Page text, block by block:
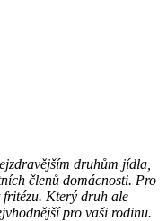
druhům jídla,
členů domácnosti. Pro
fritézu. Který druh ale
pro vaši rodinu.